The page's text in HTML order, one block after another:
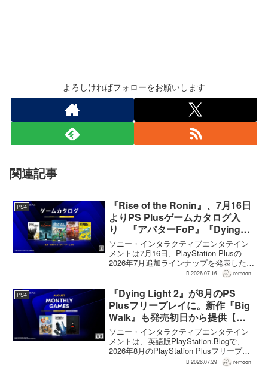
よろしければフォローをお願いします
関連記事
PS4
『Rise of the Ronin』、7月16日
よりPS Plusゲームカタログ入
り 『アバターFoP』『Dying
Light』なども順次配信
ソニー・インタラクティブエンタテイン
メントは7月16日、PlayStation Plusの
2026年7月追加ラインナップを発表した。
幕末の日本を舞台とするTeam NINJAのオ
the Ron...
2026.07.16 remoon
PS4
『Dying Light 2』が8月のPS
Plusフリープレイに。新作『Big
Walk』も発売初日から提供【海
外発表】
ソニー・インタラクティブエンタテイン
メントは、英語版PlayStation.Blogで、
2026年8月のPlayStation Plusフリープレ
イとして『Dying Light 2 Stay Human:
2026.07.29 remoon